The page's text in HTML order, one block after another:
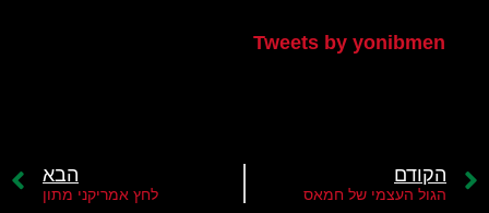
Tweets by yonibmen
הקודם
הגול העצמי של חמאס
הבא
לחץ אמריקני מתון